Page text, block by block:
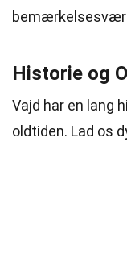
Historie og
Vajd har en lang
oldtiden. Lad os